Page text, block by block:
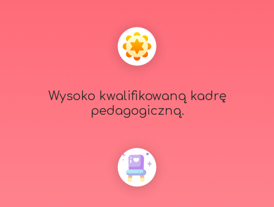
Wysoko kwalifikowaną kadrę
pedagogiczną.